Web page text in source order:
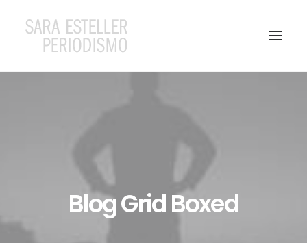
Blog Grid Boxed